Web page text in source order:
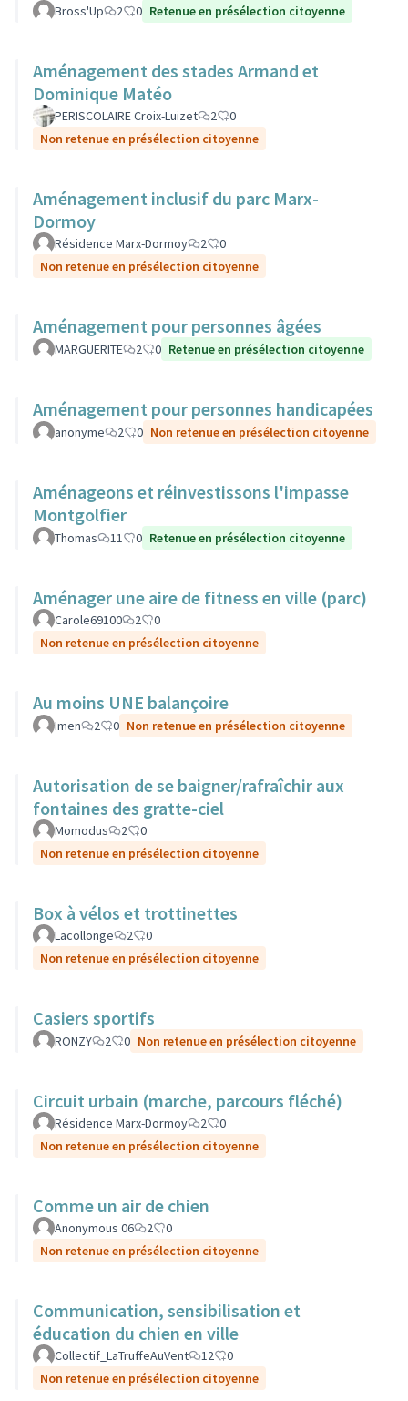
Bross'Up 2 0 Retenue en présélection citoyenne
Aménagement des stades Armand et
Dominique Matéo
PERISCOLAIRE Croix-Luizet 2
0
Non retenue en présélection citoyenne
Aménagement inclusif du parc Marx-
Dormoy
Résidence Marx-Dormoy 2
0
Non retenue en présélection citoyenne
Aménagement pour personnes âgées
MARGUERITE 2 0 Retenue en présélection citoyenne
Aménagement pour personnes handicapées
anonyme 2 0 Non retenue en présélection citoyenne
Aménageons et réinvestissons l'impasse
Montgolfier
Thomas 11 0 Retenue en présélection citoyenne
Aménager une aire de fitness en ville (parc)
Carole69100 2
0
Non retenue en présélection citoyenne
Au moins UNE balançoire
Imen 2 0 Non retenue en présélection citoyenne
Autorisation de se baigner/rafraîchir aux
fontaines des gratte-ciel
Momodus 2
0
Non retenue en présélection citoyenne
Box à vélos et trottinettes
Lacollonge 2
0
Non retenue en présélection citoyenne
Casiers sportifs
RONZY 2 0 Non retenue en présélection citoyenne
Circuit urbain (marche, parcours fléché)
Résidence Marx-Dormoy 2
0
Non retenue en présélection citoyenne
Comme un air de chien
Anonymous 06 2
0
Non retenue en présélection citoyenne
Communication, sensibilisation et
éducation du chien en ville
Collectif_LaTruffeAuVent 12
0
Non retenue en présélection citoyenne